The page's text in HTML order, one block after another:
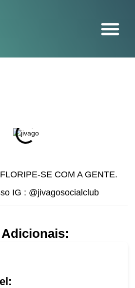
SE COM A GENTE.
IG : @jivagosocialclub